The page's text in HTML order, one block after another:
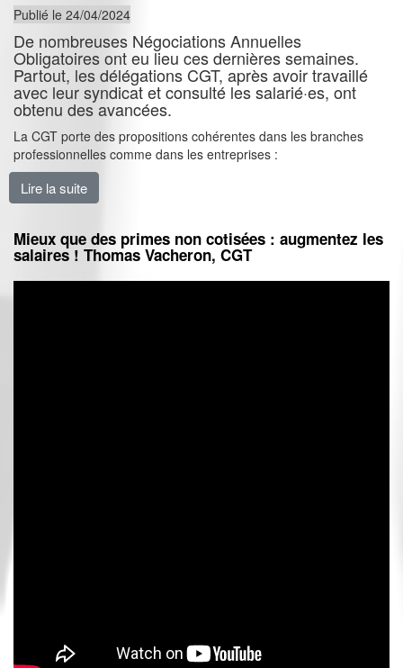
Publié le 24/04/2024
De nombreuses Négociations Annuelles
Obligatoires ont eu lieu ces dernières semaines.
Partout, les délégations CGT, après avoir travaillé
avec leur syndicat et consulté les salarié·es, ont
obtenu des avancées.
La CGT porte des propositions cohérentes dans les branches
professionnelles comme dans les entreprises :
Lire la suite
Mieux que des primes non cotisées : augmentez les
salaires ! Thomas Vacheron, CGT